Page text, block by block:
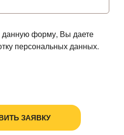
данную форму, Вы даете
персональных данных.